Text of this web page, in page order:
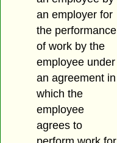
an employer for
the performance
of work by the
employee under
an agreement in
which the
employee
agrees to